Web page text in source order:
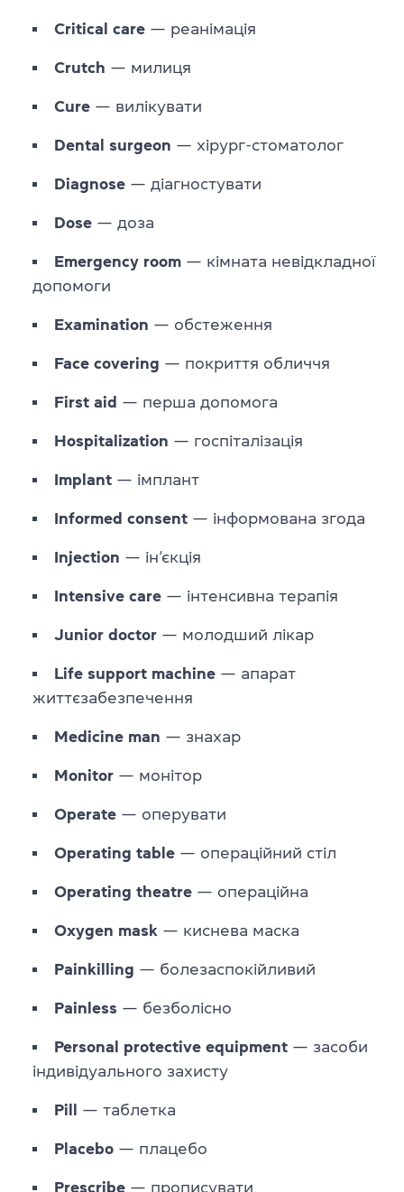
Critical care — реанімація
Crutch — милиця
Cure — вилікувати
Dental surgeon — хірург-стоматолог
Diagnose — діагностувати
Dose — доза
Emergency room — кімната невідкладної
допомоги
Examination — обстеження
Face covering — покриття обличчя
First aid — перша допомога
Hospitalization — госпіталізація
Implant — імплант
Informed consent — інформована згода
Injection — ін’єкція
Intensive care — інтенсивна терапія
Junior doctor — молодший лікар
Life support machine — апарат
життєзабезпечення
Medicine man — знахар
Monitor — монітор
Operate — оперувати
Operating table — операційний стіл
Operating theatre — операційна
Oxygen mask — киснева маска
Painkilling — болезаспокійливий
Painless — безболісно
Personal protective equipment — засоби
індивідуального захисту
Pill — таблетка
Placebo — плацебо
Prescribe — прописувати